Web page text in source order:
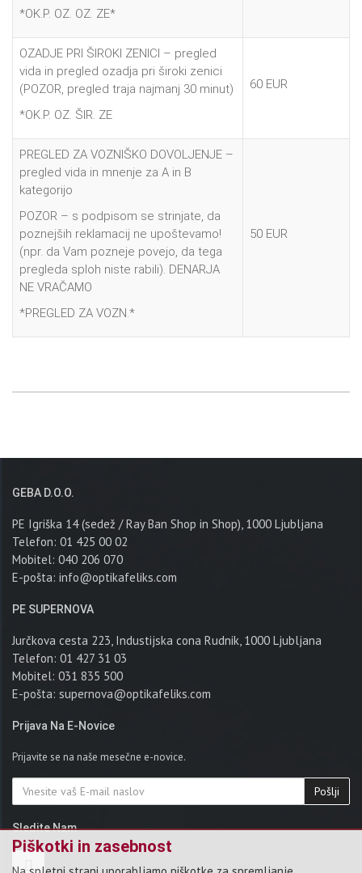
*OK.P. OZ. OZ. ZE*
OZADJE PRI ŠIROKI ZENICI – pregled
vida in pregled ozadja pri široki zenici
(POZOR, pregled traja najmanj 30 minut)
*OK.P. OZ. ŠIR. ZE
60 EUR
PREGLED ZA VOZNIŠKO DOVOLJENJE –
pregled vida in mnenje za A in B
kategorijo
POZOR – s podpisom se strinjate, da
poznejših reklamacij ne upoštevamo!
(npr. da Vam pozneje povejo, da tega
pregleda sploh niste rabili). DENARJA
NE VRAČAMO
*PREGLED ZA VOZN.*
50 EUR
GEBA D.o.o.
PE Igriška 14 (sedež / Ray Ban Shop in Shop), 1000 Ljubljana
Telefon: 01 425 00 02
Mobitel: 040 206 070
E-pošta: info@optikafeliks.com
PE SUPERNOVA
Jurčkova cesta 223, Industijska cona Rudnik, 1000 Ljubljana
Telefon: 01 427 31 03
Mobitel: 031 835 500
E-pošta: supernova@optikafeliks.com
Prijava Na E-Novice
Prijavite se na naše mesečne e-novice.
Pošlji
Sledite Nam
Piškotki in zasebnost